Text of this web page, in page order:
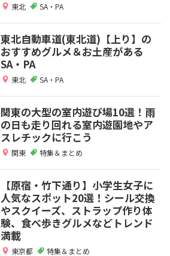
東北 SA・PA
東北自動車道(東北道)【上り】の
おすすめグルメ＆お土産がある
SA・PA
東北 SA・PA
関東の大型の室内遊び場10選！雨
の日も走り回れる室内遊園地やア
スレチックに行こう
関東 特集＆まとめ
【原宿・竹下通り】小学生女子に
人気なスポット20選！シール交換
やスクイーズ、ストラップ作り体
験、食べ歩きグルメなどトレンド
満載
東京都 特集＆まとめ